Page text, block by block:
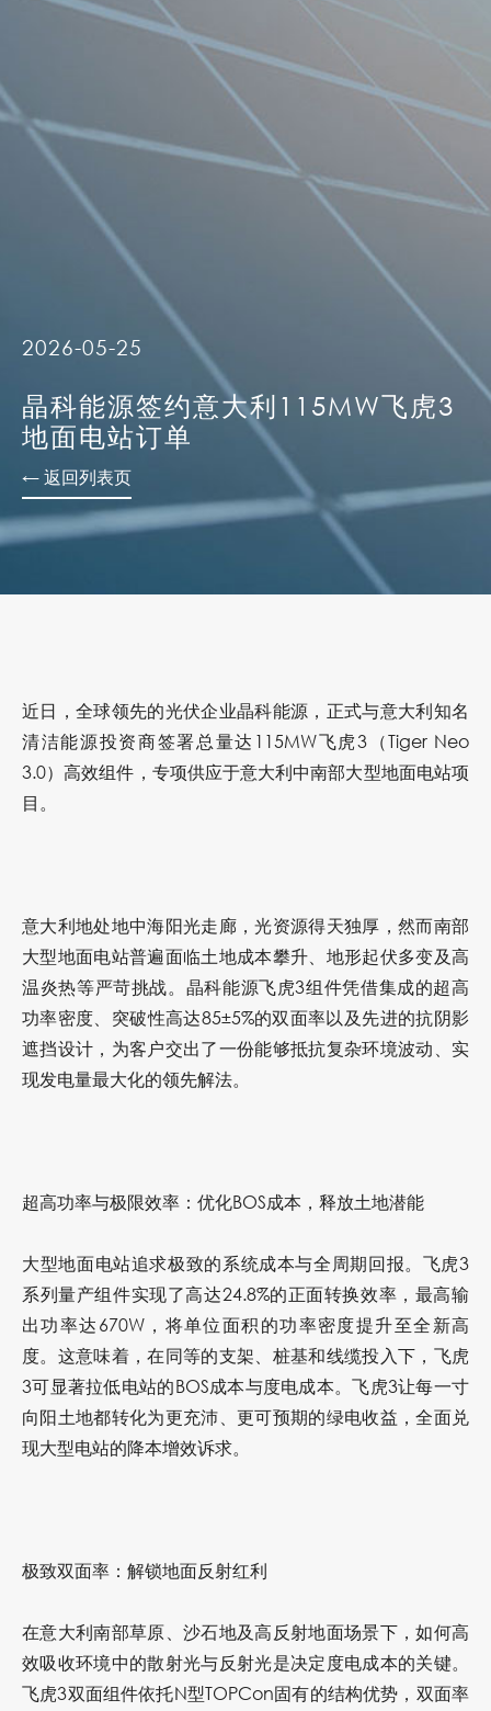
2026-05-25
晶科能源签约意大利115MW飞虎3
地面电站订单
← 返回列表页
近日，全球领先的光伏企业晶科能源 ，正式与意大利知名
清洁能源投资商签署总量达 115MW飞虎3（Tiger Neo
3.0）高效组件 ，专项供应于意大利中南部大型地面电站项
目。
意大利地处地中海阳光走廊，光资源得天独厚，然而南部
大型地面电站普遍面临土地成本攀升、地形起伏多变及高
温炎热等严苛挑战。晶科能源飞虎3组件凭借集成的超高
功率密度
突破性高达85±5%的双面率以及先进的抗阴影
遮挡设计 ，为客户交出了一份能够抵抗复杂环境波动、实
现发电量最大化的领先解法。
超高功率与极限效率：优化BOS成本， 释放土地潜能
大型地面电站追求极致的系统成本与全周期回报。飞虎3
系列量产组件实现了高达24.8%的正面转换效率 ， 最高输
出功率达670W，将单位面积的功率密度提升至全新高
度。这意味着，在同等的支架、桩基和线缆投入下，飞虎
3可显著拉低电站的BOS成本与度电成本。飞虎3让每一寸
向阳土地都转化为更充沛、更可预期的绿电收益，全面兑
现大型电站的降本增效诉求。
极致双面率：解锁地面反射红利
在意大利南部草原、沙石地及高反射地面场景下，如何高
效吸收环境中的散射光与反射光是决定度电成本的关键。
飞虎3双面组件依托N型TOPCon固有的结构优势， 双面率